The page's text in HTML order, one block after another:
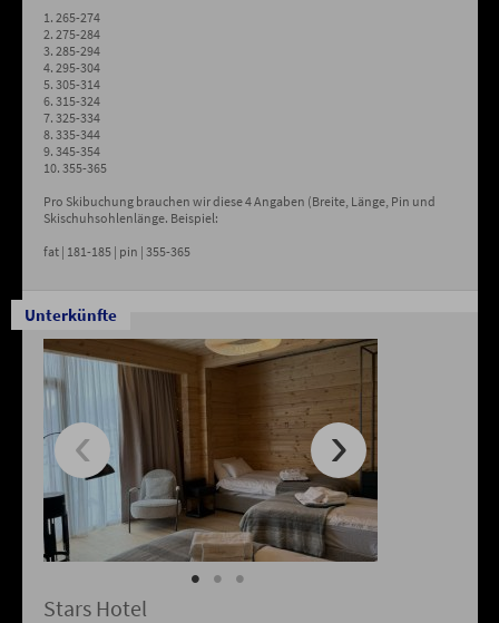
1. 265-274
2. 275-284
3. 285-294
4. 295-304
5. 305-314
6. 315-324
7. 325-334
8. 335-344
9. 345-354
10. 355-365
Pro Skibuchung brauchen wir diese 4 Angaben (Breite, Länge, Pin und
Skischuhsohlenlänge. Beispiel:
fat | 181-185 | pin | 355-365
Unterkünfte
Stars Hotel